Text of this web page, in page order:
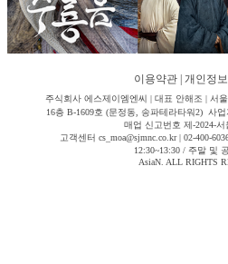
이용약관 개인정
주식회사 에스제이엠엔씨 | 대표 안해조 | 서
16층 B-1609호 (문정동, 송파테라타워2) 사
매업 신고번호 제-2024-서
고객센터 cs_moa@sjmnc.co.kr | 02-400-
12:30~13:30 / 주말 및
AsiaN. ALL RIGHTS